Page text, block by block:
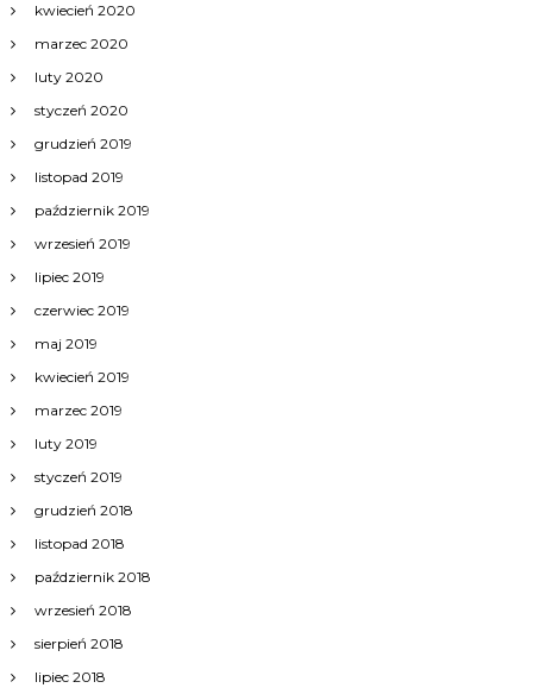
kwiecień 2020
marzec 2020
luty 2020
styczeń 2020
grudzień 2019
listopad 2019
październik 2019
wrzesień 2019
lipiec 2019
czerwiec 2019
maj 2019
kwiecień 2019
marzec 2019
luty 2019
styczeń 2019
grudzień 2018
listopad 2018
październik 2018
wrzesień 2018
sierpień 2018
lipiec 2018